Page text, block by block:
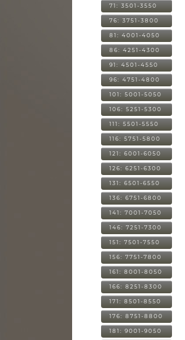
71: 3501-3550
76: 3751-3800
81: 4001-4050
86: 4251-4300
91: 4501-4550
96: 4751-4800
101: 5001-5050
106: 5251-5300
111: 5501-5550
116: 5751-5800
121: 6001-6050
126: 6251-6300
131: 6501-6550
136: 6751-6800
141: 7001-7050
146: 7251-7300
151: 7501-7550
156: 7751-7800
161: 8001-8050
166: 8251-8300
171: 8501-8550
176: 8751-8800
181: 9001-9050